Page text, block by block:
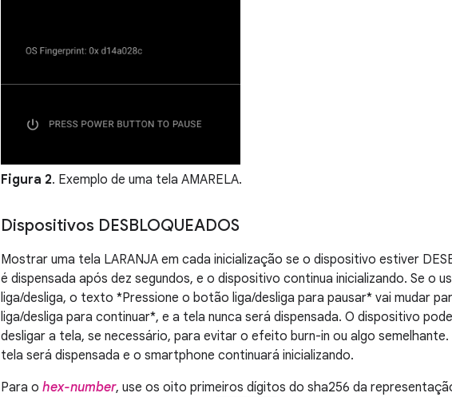
Figura 2. Exemplo de uma tela AMARELA.
Dispositivos DESBLOQUEADOS
Mostrar uma tela LARANJA em cada inicialização se o dispositivo estiver
é dispensada após dez segundos, e o dispositivo continua inicializando. Se o
liga/desliga, o texto *Pressione o botão liga/desliga para pausar* vai mudar
liga/desliga para continuar*, e a tela nunca será dispensada. O dispositivo
desligar a tela, se necessário, para evitar o efeito burn-in ou algo
tela será dispensada e o smartphone continuará inicializando.
Para o hex-number, use os oito primeiros dígitos do sha256 da